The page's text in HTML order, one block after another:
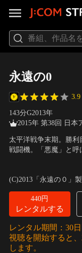
永遠の0
3.9
143分G2013年
2015年 第38回 日本
太平洋戦争末期。勝
戦闘機。「悪魔」と
を持ちながら、生還す
た男だった…。そして
(C)2013「永遠の０」
440円
レンタルする
レンタル期間：30
視聴を開始すると
します。